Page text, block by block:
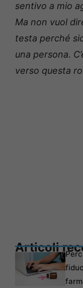
sentivo a mio
Ma non vuol
testa perché
una persona.
verso questa
Articoli